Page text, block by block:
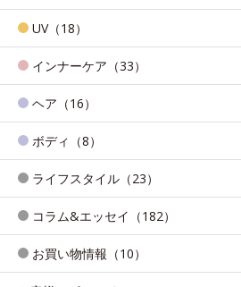
UV（18）
インナーケア（33）
ヘア（16）
ボディ（8）
ライフスタイル（23）
コラム&エッセイ（182）
お買い物情報（10）